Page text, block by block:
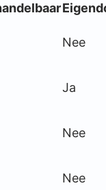
Nee
Ja
Nee
Nee